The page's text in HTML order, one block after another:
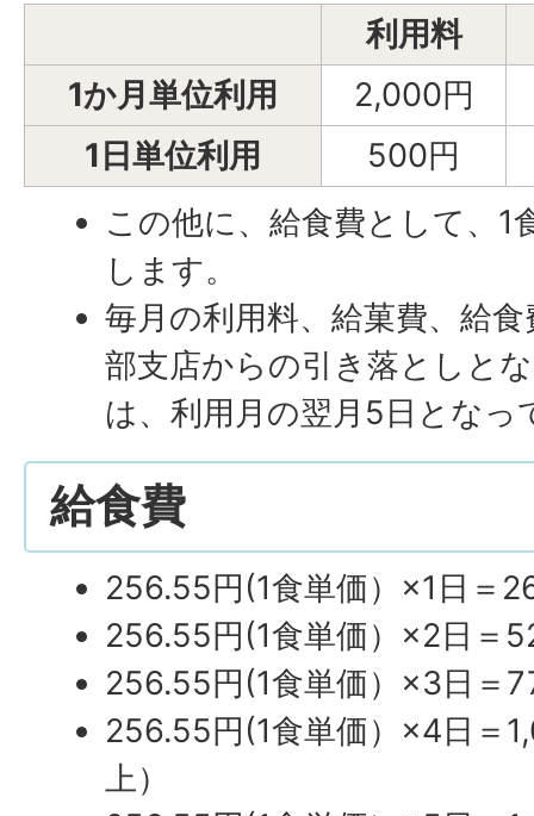
利用料
1か月単位利用
2,000円
1日単位利用
500円
この他に、給食費として、1
します。
毎月の利用料、給菓費、給
部支店からの引き落としと
は、利用月の翌月5日となっ
給食費
256.55円(1食単価）×1日＝
256.55円(1食単価）×2日＝
256.55円(1食単価）×3日＝
256.55円(1食単価）×4日＝
上）